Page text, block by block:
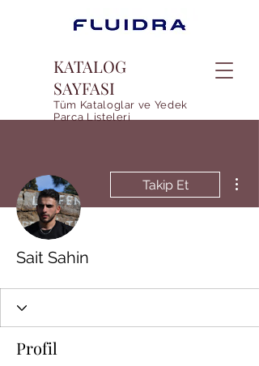
KATALOG
SAYFASI
Tüm Kataloglar ve Yedek
Parca Listeleri
Takip Et
Sait Sahin
Profil